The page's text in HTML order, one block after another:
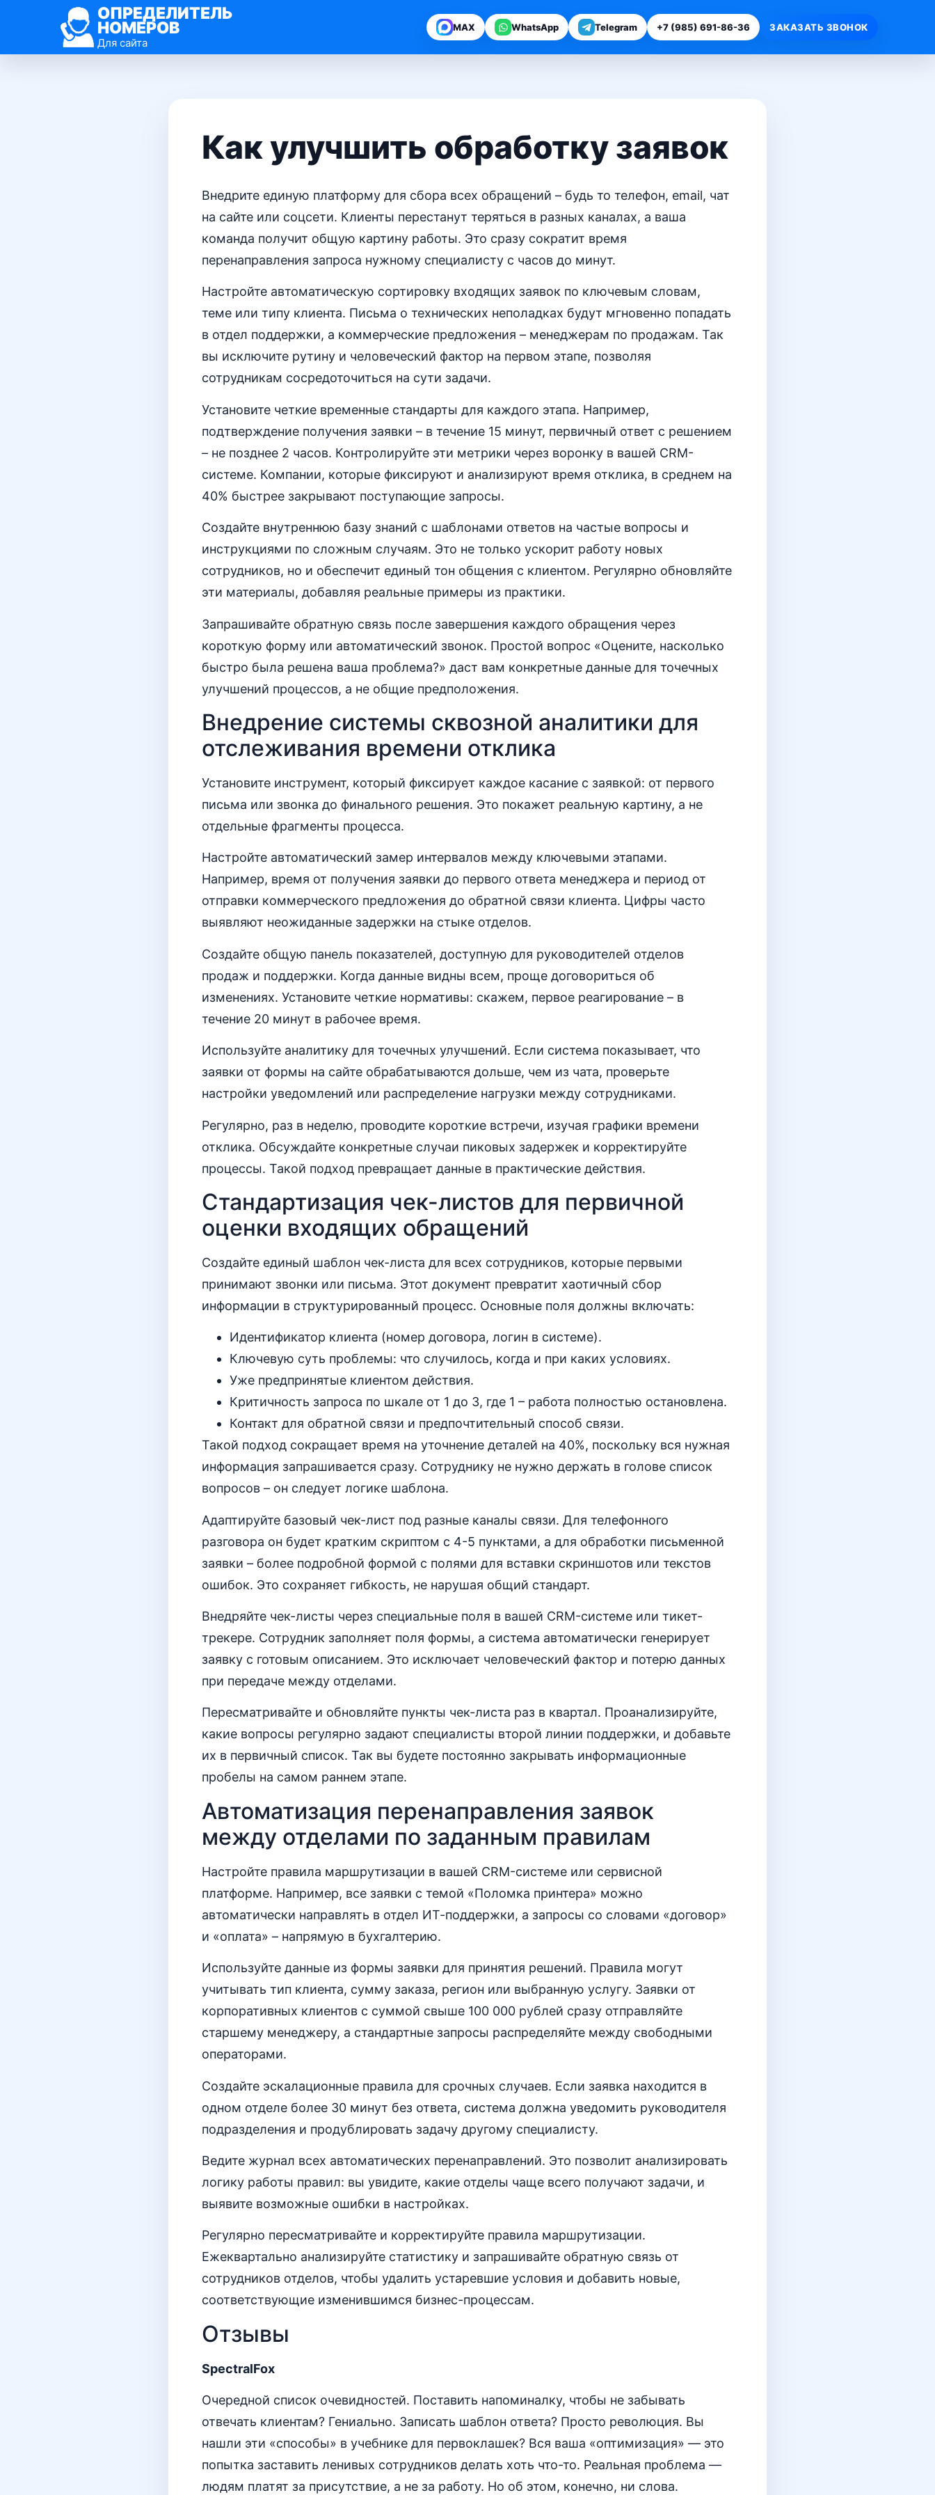
ОПРЕДЕЛИТЕЛЬ
НОМЕРОВ
Для сайта
MAX WhatsApp Telegram +7 (985) 691-86-36 ЗАКАЗАТЬ ЗВОНОК
Как улучшить обработку заявок
Внедрите единую платформу для сбора всех обращений – будь то телефон, email, чат
на сайте или соцсети. Клиенты перестанут теряться в разных каналах, а ваша
команда получит общую картину работы. Это сразу сократит время
перенаправления запроса нужному специалисту с часов до минут.
Настройте автоматическую сортировку входящих заявок по ключевым словам,
теме или типу клиента. Письма о технических неполадках будут мгновенно попадать
в отдел поддержки, а коммерческие предложения – менеджерам по продажам. Так
вы исключите рутину и человеческий фактор на первом этапе, позволяя
сотрудникам сосредоточиться на сути задачи.
Установите четкие временные стандарты для каждого этапа. Например,
подтверждение получения заявки – в течение 15 минут, первичный ответ с решением
– не позднее 2 часов. Контролируйте эти метрики через воронку в вашей CRM-
системе. Компании, которые фиксируют и анализируют время отклика, в среднем на
40% быстрее закрывают поступающие запросы.
Создайте внутреннюю базу знаний с шаблонами ответов на частые вопросы и
инструкциями по сложным случаям. Это не только ускорит работу новых
сотрудников, но и обеспечит единый тон общения с клиентом. Регулярно обновляйте
эти материалы, добавляя реальные примеры из практики.
Запрашивайте обратную связь после завершения каждого обращения через
короткую форму или автоматический звонок. Простой вопрос «Оцените, насколько
быстро была решена ваша проблема?» даст вам конкретные данные для точечных
улучшений процессов, а не общие предположения.
Внедрение системы сквозной аналитики для
отслеживания времени отклика
Установите инструмент, который фиксирует каждое касание с заявкой: от первого
письма или звонка до финального решения. Это покажет реальную картину, а не
отдельные фрагменты процесса.
Настройте автоматический замер интервалов между ключевыми этапами.
Например, время от получения заявки до первого ответа менеджера и период от
отправки коммерческого предложения до обратной связи клиента. Цифры часто
выявляют неожиданные задержки на стыке отделов.
Создайте общую панель показателей, доступную для руководителей отделов
продаж и поддержки. Когда данные видны всем, проще договориться об
изменениях. Установите четкие нормативы: скажем, первое реагирование – в
течение 20 минут в рабочее время.
Используйте аналитику для точечных улучшений. Если система показывает, что
заявки от формы на сайте обрабатываются дольше, чем из чата, проверьте
настройки уведомлений или распределение нагрузки между сотрудниками.
Регулярно, раз в неделю, проводите короткие встречи, изучая графики времени
отклика. Обсуждайте конкретные случаи пиковых задержек и корректируйте
процессы. Такой подход превращает данные в практические действия.
Стандартизация чек-листов для первичной
оценки входящих обращений
Создайте единый шаблон чек-листа для всех сотрудников, которые первыми
принимают звонки или письма. Этот документ превратит хаотичный сбор
информации в структурированный процесс. Основные поля должны включать:
Идентификатор клиента (номер договора, логин в системе).
Ключевую суть проблемы: что случилось, когда и при каких условиях.
Уже предпринятые клиентом действия.
Критичность запроса по шкале от 1 до 3, где 1 – работа полностью остановлена.
Контакт для обратной связи и предпочтительный способ связи.
Такой подход сокращает время на уточнение деталей на 40%, поскольку вся нужная
информация запрашивается сразу. Сотруднику не нужно держать в голове список
вопросов – он следует логике шаблона.
Адаптируйте базовый чек-лист под разные каналы связи. Для телефонного
разговора он будет кратким скриптом с 4-5 пунктами, а для обработки письменной
заявки – более подробной формой с полями для вставки скриншотов или текстов
ошибок. Это сохраняет гибкость, не нарушая общий стандарт.
Внедряйте чек-листы через специальные поля в вашей CRM-системе или тикет-
трекере. Сотрудник заполняет поля формы, а система автоматически генерирует
заявку с готовым описанием. Это исключает человеческий фактор и потерю данных
при передаче между отделами.
Пересматривайте и обновляйте пункты чек-листа раз в квартал. Проанализируйте,
какие вопросы регулярно задают специалисты второй линии поддержки, и добавьте
их в первичный список. Так вы будете постоянно закрывать информационные
пробелы на самом раннем этапе.
Автоматизация перенаправления заявок
между отделами по заданным правилам
Настройте правила маршрутизации в вашей CRM-системе или сервисной
платформе. Например, все заявки с темой «Поломка принтера» можно
автоматически направлять в отдел ИТ-поддержки, а запросы со словами «договор»
и «оплата» – напрямую в бухгалтерию.
Используйте данные из формы заявки для принятия решений. Правила могут
учитывать тип клиента, сумму заказа, регион или выбранную услугу. Заявки от
корпоративных клиентов с суммой свыше 100 000 рублей сразу отправляйте
старшему менеджеру, а стандартные запросы распределяйте между свободными
операторами.
Создайте эскалационные правила для срочных случаев. Если заявка находится в
одном отделе более 30 минут без ответа, система должна уведомить руководителя
подразделения и продублировать задачу другому специалисту.
Ведите журнал всех автоматических перенаправлений. Это позволит анализировать
логику работы правил: вы увидите, какие отделы чаще всего получают задачи, и
выявите возможные ошибки в настройках.
Регулярно пересматривайте и корректируйте правила маршрутизации.
Ежеквартально анализируйте статистику и запрашивайте обратную связь от
сотрудников отделов, чтобы удалить устаревшие условия и добавить новые,
соответствующие изменившимся бизнес-процессам.
Отзывы
SpectralFox
Очередной список очевидностей. Поставить напоминалку, чтобы не забывать
отвечать клиентам? Гениально. Записать шаблон ответа? Просто революция. Вы
нашли эти «способы» в учебнике для первоклашек? Вся ваша «оптимизация» — это
попытка заставить ленивых сотрудников делать хоть что-то. Реальная проблема —
людям платят за присутствие, а не за работу. Но об этом, конечно, ни слова.